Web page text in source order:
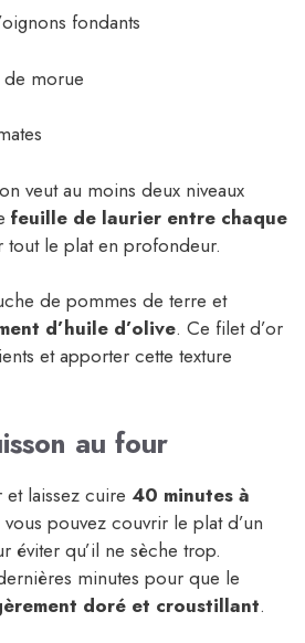
fondants
de morue
veut au moins deux niveaux
feuille de laurier entre chaque
le plat en profondeur.
de pommes de terre et
d’huile d’olive. Ce filet d’or
et apporter cette texture
au four
laissez cuire 40 minutes à
pouvez couvrir le plat d’un
éviter qu’il ne sèche trop.
minutes pour que le
doré et croustillant.